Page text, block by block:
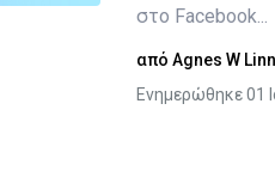
στο Facebook...
από Agnes W Linn
Ενημερώθηκε 01